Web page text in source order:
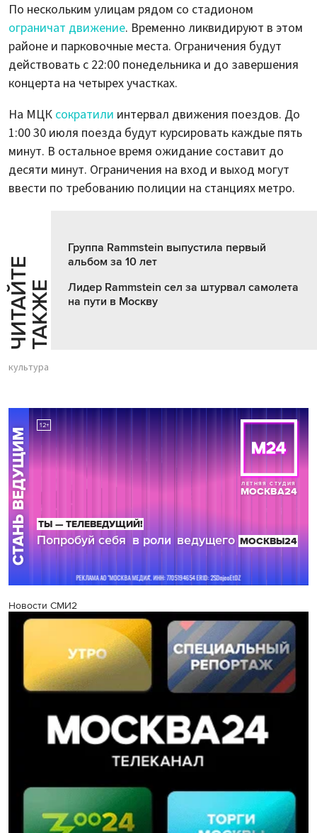
По нескольким улицам рядом со стадионом
ограничат движение. Временно ликвидируют в этом
районе и парковочные места. Ограничения будут
действовать с 22:00 понедельника и до завершения
концерта на четырех участках.
На МЦК сократили интервал движения поездов. До
1:00 30 июля поезда будут курсировать каждые пять
минут. В остальное время ожидание составит до
десяти минут. Ограничения на вход и выход могут
ввести по требованию полиции на станциях метро.
Ч
И
Т
АЙ
Т
Е
Т
А
К
ЖЕ
Группа Rammstein выпустила первый
альбом за 10 лет
Лидер Rammstein сел за штурвал самолета
на пути в Москву
культура
Новости СМИ2